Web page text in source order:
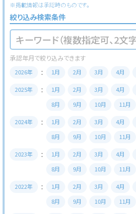
※掲載情報は承認時のものです。
絞り込み検索条件
2022年 1月 2月 3月 4月
8月
9月 10月 11月
2023年 1月 2月 3月 4月
8月
9月 10月 11月
2024年 1月 2月 3月 4月
8月
9月 10月 11月
2025年 1月 2月 3月 4月
8月
9月 10月 11月
2026年 1月 2月 3月 4月